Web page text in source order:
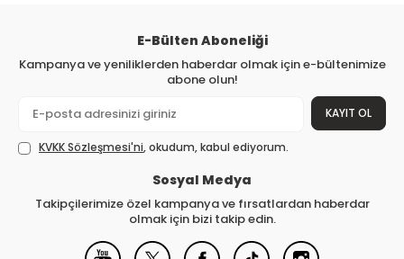
E-Bülten Aboneliği
Kampanya ve yeniliklerden haberdar olmak için e-bültenimize
abone olun!
KAYIT OL
KVKK Sözleşmesi'ni, okudum, kabul ediyorum.
Sosyal Medya
Takipçilerimize özel kampanya ve fırsatlardan haberdar
olmak için bizi takip edin.